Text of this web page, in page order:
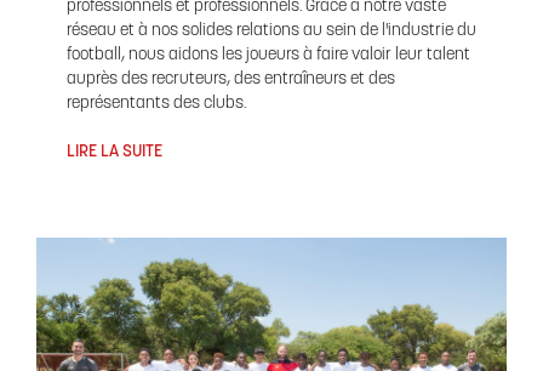
professionnels et professionnels. Grâce à notre vaste
réseau et à nos solides relations au sein de l'industrie du
football, nous aidons les joueurs à faire valoir leur talent
auprès des recruteurs, des entraîneurs et des
représentants des clubs.
LIRE LA SUITE